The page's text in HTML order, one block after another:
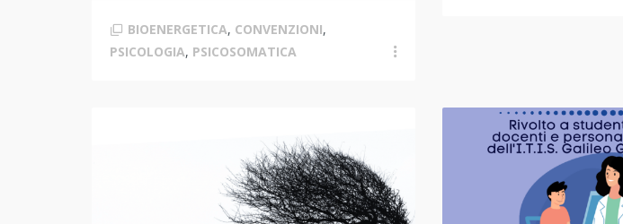
BIOENERGETICA, CONVENZIONI,
PSICOLOGIA, PSICOSOMATICA